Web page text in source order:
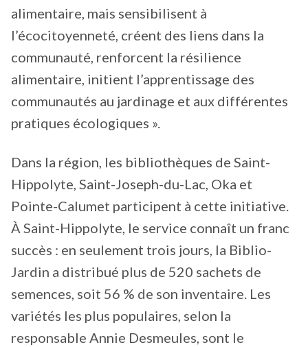
alimentaire, mais sensibilisent à
l’écocitoyenneté, créent des liens dans la
communauté, renforcent la résilience
alimentaire, initient l’apprentissage des
communautés au jardinage et aux différentes
pratiques écologiques ».
Dans la région, les bibliothèques de Saint-
Hippolyte, Saint-Joseph-du-Lac, Oka et
Pointe-Calumet participent à cette initiative.
À Saint-Hippolyte, le service connaît un franc
succès : en seulement trois jours, la Biblio-
Jardin a distribué plus de 520 sachets de
semences, soit 56 % de son inventaire. Les
variétés les plus populaires, selon la
responsable Annie Desmeules, sont le